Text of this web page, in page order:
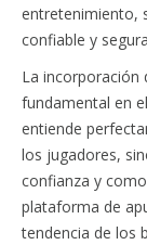
entretenimiento,
confiable y
La incorporación
fundamental en
entiende
los jugadores,
confianza y
plataforma de
tendencia de los